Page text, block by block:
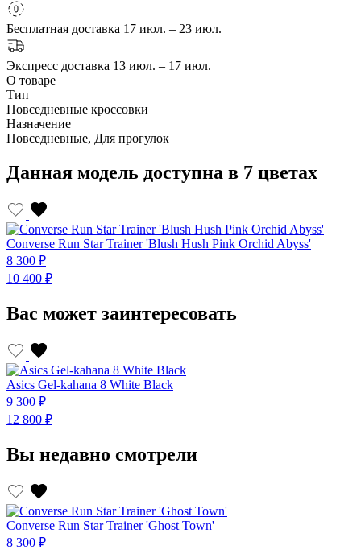
Бесплатная доставка 17 июл. – 23 июл.
Экспресс доставка 13 июл. – 17 июл.
О товаре
Тип
Повседневные кроссовки
Назначение
Повседневные, Для прогулок
Данная модель доступна в 7 цветах
Converse Run Star Trainer 'Blush Hush Pink Orchid Abyss'
8 300 ₽
10 400 ₽
Вас может заинтересовать
Asics Gel-kahana 8 White Black
9 300 ₽
12 800 ₽
Вы недавно смотрели
Converse Run Star Trainer 'Ghost Town'
8 300 ₽